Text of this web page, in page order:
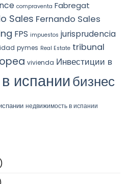
compraventa Fabregat
Sales Fernando Sales
FPS impuestos jurisprudencia
pymes Real Estate tribunal
vivienda Инвестиции в
испаниибизнес
недвижимость в испании